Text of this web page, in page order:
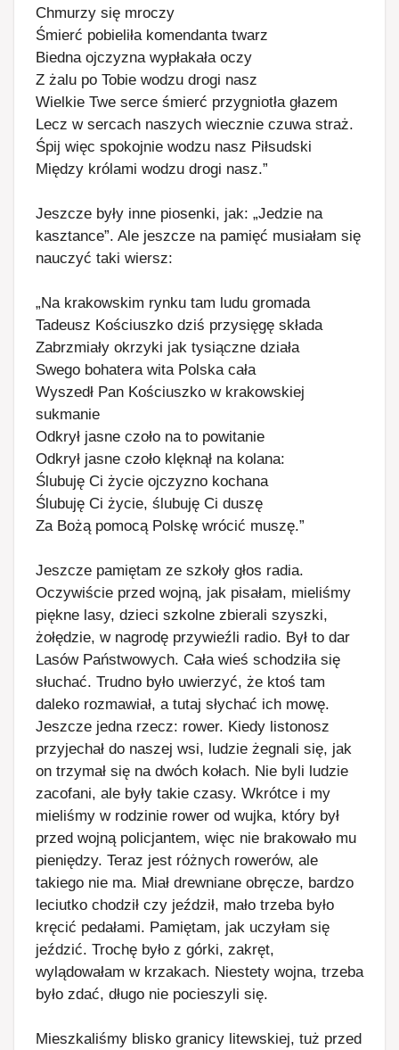
Chmurzy się mroczy
Śmierć pobieliła komendanta twarz
Biedna ojczyzna wypłakała oczy
Z żalu po Tobie wodzu drogi nasz
Wielkie Twe serce śmierć przygniotła głazem
Lecz w sercach naszych wiecznie czuwa straż.
Śpij więc spokojnie wodzu nasz Piłsudski
Między królami wodzu drogi nasz.”
Jeszcze były inne piosenki, jak: „Jedzie na
kasztance”. Ale jeszcze na pamięć musiałam się
nauczyć taki wiersz:
„Na krakowskim rynku tam ludu gromada
Tadeusz Kościuszko dziś przysięgę składa
Zabrzmiały okrzyki jak tysiączne działa
Swego bohatera wita Polska cała
Wyszedł Pan Kościuszko w krakowskiej
sukmanie
Odkrył jasne czoło na to powitanie
Odkrył jasne czoło klęknął na kolana:
Ślubuję Ci życie ojczyzno kochana
Ślubuję Ci życie, ślubuję Ci duszę
Za Bożą pomocą Polskę wrócić muszę.”
Jeszcze pamiętam ze szkoły głos radia.
Oczywiście przed wojną, jak pisałam, mieliśmy
piękne lasy, dzieci szkolne zbierali szyszki,
żołędzie, w nagrodę przywieźli radio. Był to dar
Lasów Państwowych. Cała wieś schodziła się
słuchać. Trudno było uwierzyć, że ktoś tam
daleko rozmawiał, a tutaj słychać ich mowę.
Jeszcze jedna rzecz: rower. Kiedy listonosz
przyjechał do naszej wsi, ludzie żegnali się, jak
on trzymał się na dwóch kołach. Nie byli ludzie
zacofani, ale były takie czasy. Wkrótce i my
mieliśmy w rodzinie rower od wujka, który był
przed wojną policjantem, więc nie brakowało mu
pieniędzy. Teraz jest różnych rowerów, ale
takiego nie ma. Miał drewniane obręcze, bardzo
leciutko chodził czy jeździł, mało trzeba było
kręcić pedałami. Pamiętam, jak uczyłam się
jeździć. Trochę było z górki, zakręt,
wylądowałam w krzakach. Niestety wojna, trzeba
było zdać, długo nie pocieszyli się.
Mieszkaliśmy blisko granicy litewskiej, tuż przed